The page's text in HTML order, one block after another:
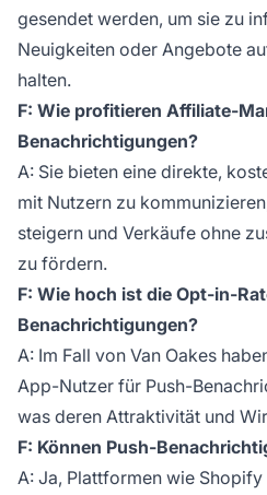
gesendet werden, um sie zu
Neuigkeiten oder Angebote
halten.
F: Wie profitieren Affiliate-
Benachrichtigungen?
A: Sie bieten eine direkte,
mit Nutzern zu
steigern und Verkäufe ohne
zu fördern.
F: Wie hoch ist die Opt-in-
Benachrichtigungen?
A: Im Fall von Van Oakes
App-Nutzer für Push-
was deren Attraktivität und
F: Können Push-
A: Ja, Plattformen wie